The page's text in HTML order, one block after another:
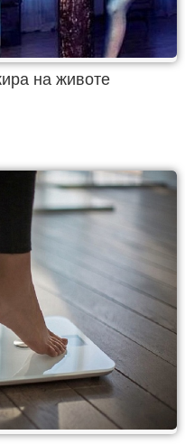
на животе